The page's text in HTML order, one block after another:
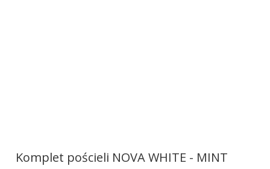
Komplet pościeli NOVA WHITE - MINT